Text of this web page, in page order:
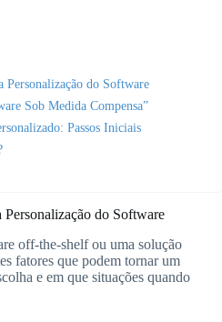
Personalização do Software
Sob Medida Compensa”
Passos Iniciais
Personalização do Software
off-the-shelf ou uma solução
fatores que podem tornar um
e em que situações quando